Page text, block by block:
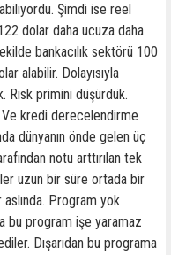
Şimdi ise reel
dolar daha ucuza daha
bankacılık sektörü 100
alabilir. Dolayısıyla
Risk primini düşürdük.
kredi derecelendirme
dünyanın önde gelen üç
notu arttırılan tek
uzun bir süre ortada bir
Program yok
bu program işe yaramaz
Dışarıdan bu programa